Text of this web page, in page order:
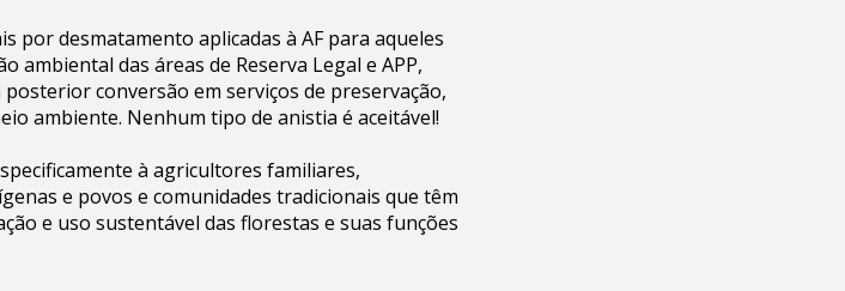
por desmatamento aplicadas à AF para aqueles
ambiental das áreas de Reserva Legal e APP,
conversão em serviços de preservação,
ambiente. Nenhum tipo de anistia é aceitável!
à agricultores familiares,
e povos e comunidades tradicionais que têm
e uso sustentável das florestas e suas funções